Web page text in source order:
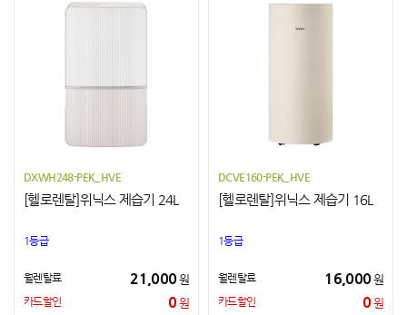
DXWH248-PEK_HVE
[헬로렌탈]위닉스 제습기 24L
1등급
월렌탈료 21,000원
카드할인 0원
DCVE160-PEK_HVE
[헬로렌탈]위닉스 제습기 16L
1등급
월렌탈료 16,000원
카드할인 0원